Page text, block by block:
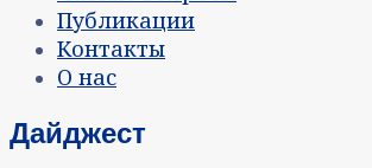
Публикации
Контакты
О нас
Дайджест